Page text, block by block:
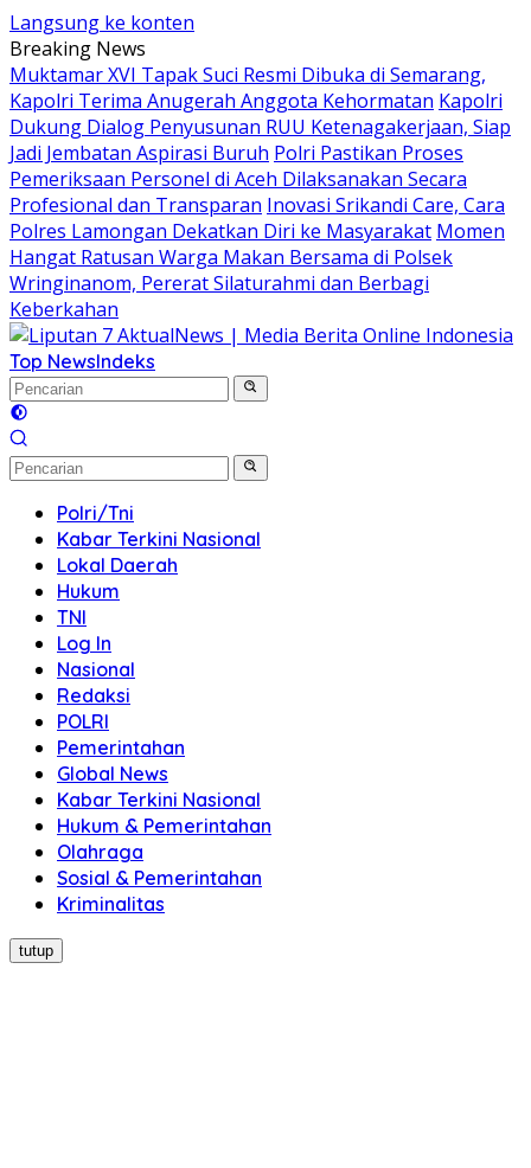
Langsung ke konten
Breaking News
Muktamar XVI Tapak Suci Resmi Dibuka di Semarang,
Kapolri Terima Anugerah Anggota Kehormatan Kapolri
Dukung Dialog Penyusunan RUU Ketenagakerjaan, Siap
Jadi Jembatan Aspirasi Buruh Polri Pastikan Proses
Pemeriksaan Personel di Aceh Dilaksanakan Secara
Profesional dan Transparan Inovasi Srikandi Care, Cara
Polres Lamongan Dekatkan Diri ke Masyarakat Momen
Hangat Ratusan Warga Makan Bersama di Polsek
Wringinanom, Pererat Silaturahmi dan Berbagi
Keberkahan
Top NewsIndeks
Polri/Tni
Kabar Terkini Nasional
Lokal Daerah
Hukum
TNI
Log In
Nasional
Redaksi
POLRI
Pemerintahan
Global News
Kabar Terkini Nasional
Hukum & Pemerintahan
Olahraga
Sosial & Pemerintahan
Kriminalitas
tutup